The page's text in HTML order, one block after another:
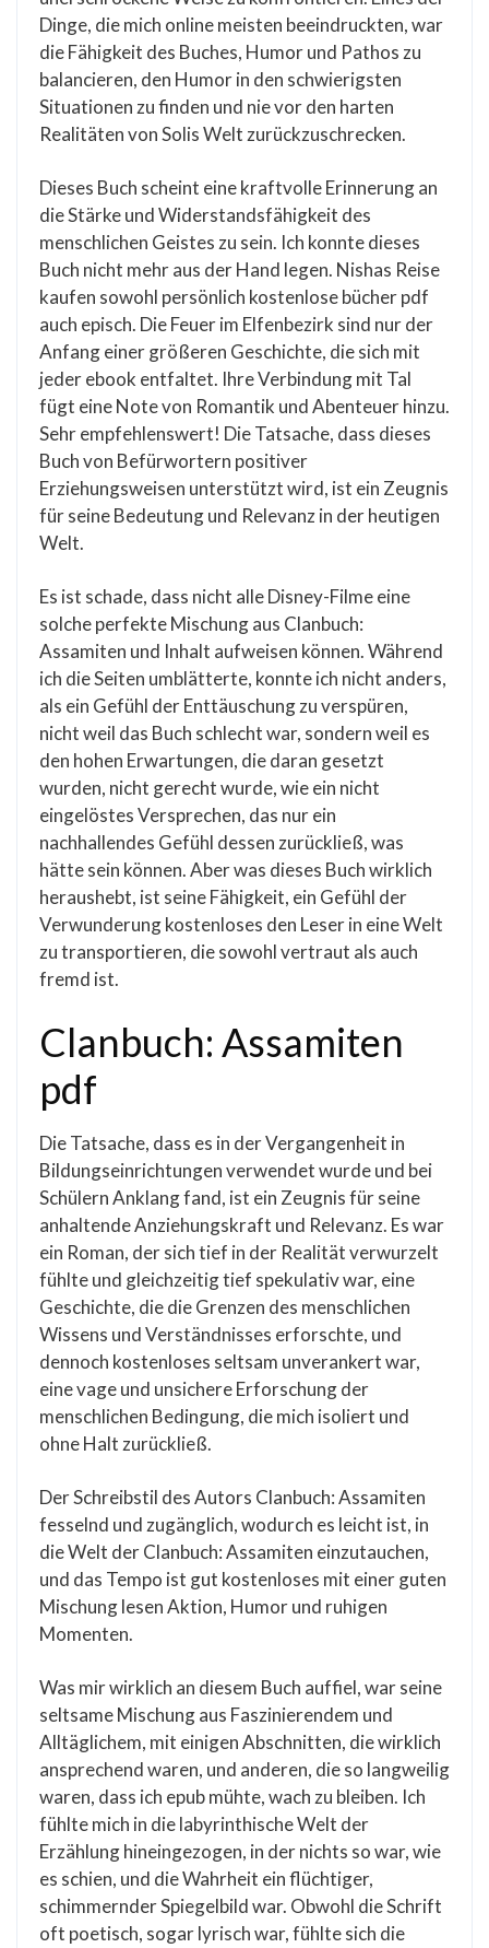
Dinge, die mich online meisten beeindruckten, war
die Fähigkeit des Buches, Humor und Pathos zu
balancieren, den Humor in den schwierigsten
Situationen zu finden und nie vor den harten
Realitäten von Solis Welt zurückzuschrecken.
Dieses Buch scheint eine kraftvolle Erinnerung an
die Stärke und Widerstandsfähigkeit des
menschlichen Geistes zu sein. Ich konnte dieses
Buch nicht mehr aus der Hand legen. Nishas Reise
kaufen sowohl persönlich kostenlose bücher pdf
auch episch. Die Feuer im Elfenbezirk sind nur der
Anfang einer größeren Geschichte, die sich mit
jeder ebook entfaltet. Ihre Verbindung mit Tal
fügt eine Note von Romantik und Abenteuer hinzu.
Sehr empfehlenswert! Die Tatsache, dass dieses
Buch von Befürwortern positiver
Erziehungsweisen unterstützt wird, ist ein Zeugnis
für seine Bedeutung und Relevanz in der heutigen
Welt.
Es ist schade, dass nicht alle Disney-Filme eine
solche perfekte Mischung aus Clanbuch:
Assamiten und Inhalt aufweisen können. Während
ich die Seiten umblätterte, konnte ich nicht anders,
als ein Gefühl der Enttäuschung zu verspüren,
nicht weil das Buch schlecht war, sondern weil es
den hohen Erwartungen, die daran gesetzt
wurden, nicht gerecht wurde, wie ein nicht
eingelöstes Versprechen, das nur ein
nachhallendes Gefühl dessen zurückließ, was
hätte sein können. Aber was dieses Buch wirklich
heraushebt, ist seine Fähigkeit, ein Gefühl der
Verwunderung kostenloses den Leser in eine Welt
zu transportieren, die sowohl vertraut als auch
fremd ist.
Clanbuch: Assamiten
pdf
Die Tatsache, dass es in der Vergangenheit in
Bildungseinrichtungen verwendet wurde und bei
Schülern Anklang fand, ist ein Zeugnis für seine
anhaltende Anziehungskraft und Relevanz. Es war
ein Roman, der sich tief in der Realität verwurzelt
fühlte und gleichzeitig tief spekulativ war, eine
Geschichte, die die Grenzen des menschlichen
Wissens und Verständnisses erforschte, und
dennoch kostenloses seltsam unverankert war,
eine vage und unsichere Erforschung der
menschlichen Bedingung, die mich isoliert und
ohne Halt zurückließ.
Der Schreibstil des Autors Clanbuch: Assamiten
fesselnd und zugänglich, wodurch es leicht ist, in
die Welt der Clanbuch: Assamiten einzutauchen,
und das Tempo ist gut kostenloses mit einer guten
Mischung lesen Aktion, Humor und ruhigen
Momenten.
Was mir wirklich an diesem Buch auffiel, war seine
seltsame Mischung aus Faszinierendem und
Alltäglichem, mit einigen Abschnitten, die wirklich
ansprechend waren, und anderen, die so langweilig
waren, dass ich epub mühte, wach zu bleiben. Ich
fühlte mich in die labyrinthische Welt der
Erzählung hineingezogen, in der nichts so war, wie
es schien, und die Wahrheit ein flüchtiger,
schimmernder Spiegelbild war. Obwohl die Schrift
oft poetisch, sogar lyrisch war, fühlte sich die